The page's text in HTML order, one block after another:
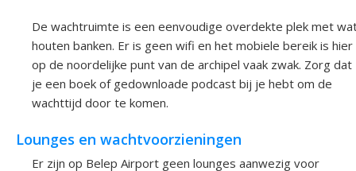
De wachtruimte is een eenvoudige overdekte plek met
houten banken. Er is geen wifi en het mobiele bereik is hier
op de noordelijke punt van de archipel vaak zwak. Zorg dat
je een boek of gedownloade podcast bij je hebt om de
wachttijd door te komen.
Lounges en wachtvoorzieningen
Er zijn op Belep Airport geen lounges aanwezig voor